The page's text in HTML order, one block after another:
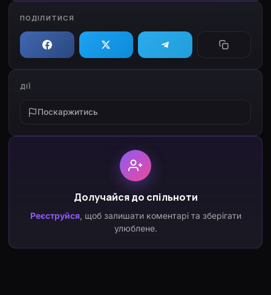
ПОДІЛИТИСЯ
ДІЇ
Поскаржитись
Долучайся до спільноти
Реєструйся, щоб залишати коментарі та зберігати
улюблене.